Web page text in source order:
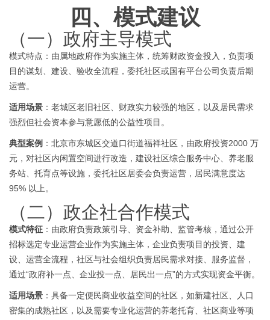
四、 模式建议
（一）政府主导模式
模式特点：由属地政府作为实施主体，统筹财政资金投入，负责项
目的谋划、建设、验收全流程，委托社区或国有平台公司负责后期
运营。
适用场景 ：老城区老旧社区、财政实力较强的地区，以及居民需求
强烈但社会资本参与意愿低的公益性项目。
典型案例 ：北京市东城区交道口街道福祥社区，由政府投资2000 万
元，对社区内闲置空间进行改造，建设社区综合服务中心、养老服
务站、托育点等设施，委托社区居委会负责运营，居民满意度达
95% 以上。
（二）政企社合作模式
模式特征 ：由政府负责政策引导、资金补助、监管考核，通过公开
招标选定专业运营企业作为实施主体，企业负责项目的投资、建
设、运营全流程，社区与社会组织负责居民需求对接、服务监督，
通过“政府补一点、企业投一点、居民出一点”的方式实现资金平衡。
适用场景 ：具备一定便民商业收益空间的社区，如新建社区、人口
密集的成熟社区，以及需要专业化运营的养老托育、社区商业等项